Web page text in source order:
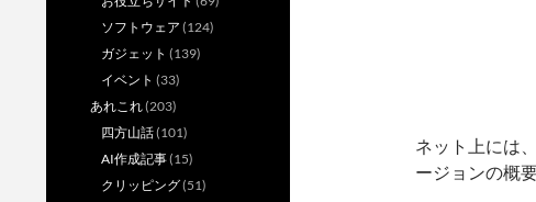
ネット上には
ージョンの概
ソフトウェア (124)
ガジェット (139)
イベント (33)
あれこれ(203)
四方山話(101)
AI作成記事(15)
クリッピング(51)